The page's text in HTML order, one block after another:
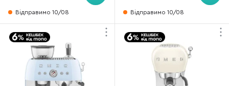
Відправимо 10/08 Відправимо 10/08